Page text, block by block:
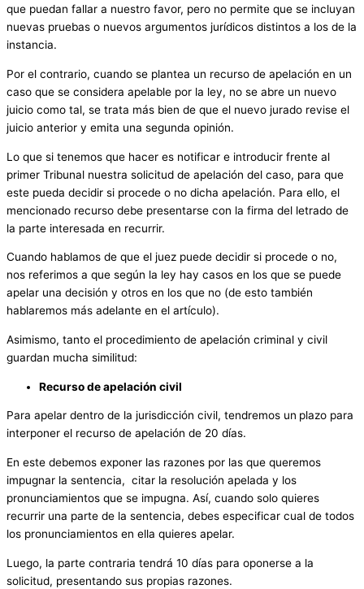
que puedan fallar a nuestro favor, pero no permite que se incluyan
nuevas pruebas o nuevos argumentos jurídicos distintos a los de la
instancia.
Por el contrario, cuando se plantea un recurso de apelación en un
caso que se considera apelable por la ley, no se abre un nuevo
juicio como tal, se trata más bien de que el nuevo jurado revise el
juicio anterior y emita una segunda opinión.
Lo que si tenemos que hacer es notificar e introducir frente al
primer Tribunal nuestra solicitud de apelación del caso, para que
este pueda decidir si procede o no dicha apelación. Para ello, el
mencionado recurso debe presentarse con la firma del letrado de
la parte interesada en recurrir.
Cuando hablamos de que el juez puede decidir si procede o no,
nos referimos a que según la ley hay casos en los que se puede
apelar una decisión y otros en los que no (de esto también
hablaremos más adelante en el artículo).
Asimismo, tanto el procedimiento de apelación criminal y civil
guardan mucha similitud:
Recurso de apelación civil
Para apelar dentro de la jurisdicción civil, tendremos un plazo para
interponer el recurso de apelación de 20 días.
En este debemos exponer las razones por las que queremos
impugnar la sentencia, citar la resolución apelada y los
pronunciamientos que se impugna. Así, cuando solo quieres
recurrir una parte de la sentencia, debes especificar cual de todos
los pronunciamientos en ella quieres apelar.
Luego, la parte contraria tendrá 10 días para oponerse a la
solicitud, presentando sus propias razones.